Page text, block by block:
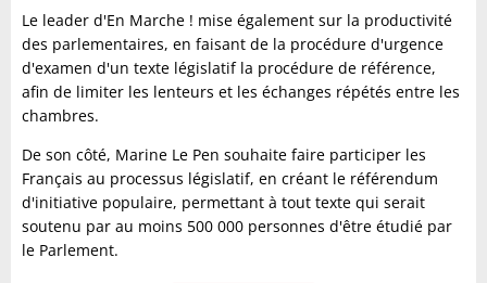
Le leader d'En Marche ! mise également sur la productivité
des parlementaires, en faisant de la procédure d'urgence
d'examen d'un texte législatif la procédure de référence,
afin de limiter les lenteurs et les échanges répétés entre les
chambres.
De son côté, Marine Le Pen souhaite faire participer les
Français au processus législatif, en créant le référendum
d'initiative populaire, permettant à tout texte qui serait
soutenu par au moins 500 000 personnes d'être étudié par
le Parlement.